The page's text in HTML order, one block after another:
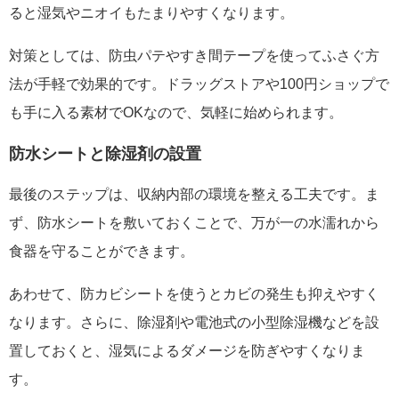
ると湿気やニオイもたまりやすくなります。
対策としては、防虫パテやすき間テープを使ってふさぐ方
法が手軽で効果的です。ドラッグストアや100円ショップで
も手に入る素材でOKなので、気軽に始められます。
防水シートと除湿剤の設置
最後のステップは、収納内部の環境を整える工夫です。ま
ず、防水シートを敷いておくことで、万が一の水濡れから
食器を守ることができます。
あわせて、防カビシートを使うとカビの発生も抑えやすく
なります。さらに、除湿剤や電池式の小型除湿機などを設
置しておくと、湿気によるダメージを防ぎやすくなりま
す。